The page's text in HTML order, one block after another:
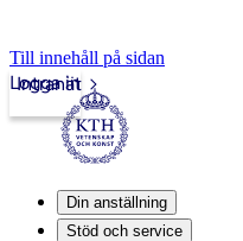
Till innehåll på sidan
Intranät
Logga in
Din anställning
Stöd och service